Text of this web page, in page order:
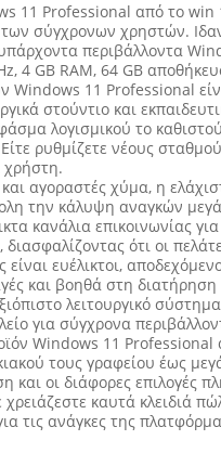
11 Professional από το win
των σύγχρονων χρηστών.
περιβάλλοντα
4 GB RAM, 64 GB
Windows 11 Professional
στούντιο και
λογισμικού το
ρυθμίζετε νέους
χρήστη.
αγοραστές χύμα, η
την κάλυψη αναγκών
κανάλια επικοινωνίας
ότι οι
ευέλικτοι,
και βοηθά στη
λειτουργικό
για σύγχρονα
Windows 11
τους γραφείου έως
και οι διάφορες επιλογές
καυτά κλειδιά
τις ανάγκες της